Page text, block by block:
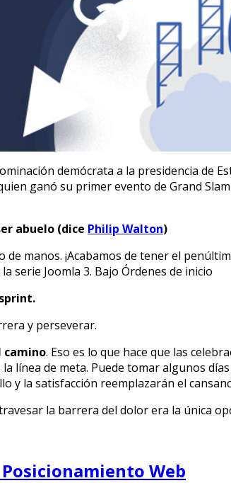
demócrata a la presidencia de
ganó su primer evento de Grand
abuelo (dice Philip Walton)
manos. ¡Acabamos de tener el
serie Joomla 3. Bajo Órdenes de inicio
y perseverar.
camino. Eso es lo que hace que las
línea de meta. Puede tomar algunos
y la satisfacción reemplazarán el
la barrera del dolor era la única
Web